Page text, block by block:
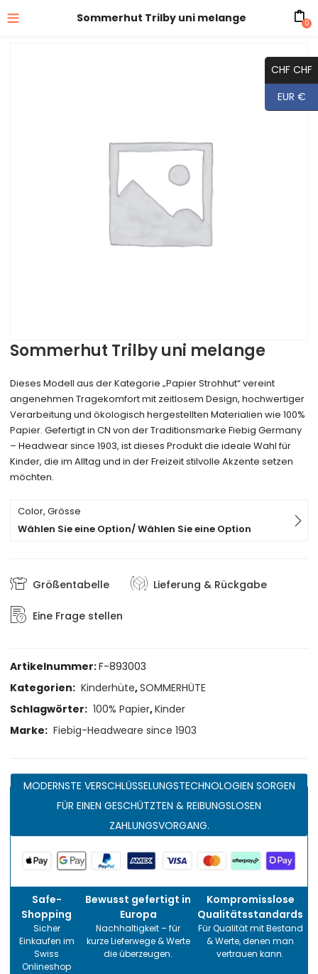
Sommerhut Trilby uni melange 0
Sommerhut Trilby uni melange
Dieses Modell aus der Kategorie „Papier Strohhut“ vereint
angenehmen Tragekomfort mit zeitlosem Design, hochwertiger
Verarbeitung und ökologisch hergestellten Materialien wie 100%
Papier. Gefertigt in CN von der Traditionsmarke Fiebig Germany
– Headwear since 1903, ist dieses Produkt die ideale Wahl für
Kinder, die im Alltag und in der Freizeit stilvolle Akzente setzen
möchten.
Color, Grösse
Wählen Sie eine Option/ Wählen Sie eine Option
Größentabelle Lieferung & Rückgabe
Eine Frage stellen
Artikelnummer:F-893003
Kategorien: Kinderhüte,SOMMERHÜTE
Schlagwörter: 100% Papier,Kinder
Marke: Fiebig-Headweare since 1903
MODERNSTE VERSCHLÜSSELUNGSTECHNOLOGIEN SORGEN
FÜR EINEN GESCHÜTZTEN & REIBUNGSLOSEN
ZAHLUNGSVORGANG.
Safe-
Shopping
Sicher
Einkaufen im
Swiss
Onlineshop
Bewusst gefertigt in
Europa
Nachhaltigkeit – für
kurze Lieferwege & Werte
die überzeugen.
Kompromisslose
Qualitätsstandards
Für Qualität mit Bestand
& Werte, denen man
vertrauen kann.
CHF CHF
EUR €